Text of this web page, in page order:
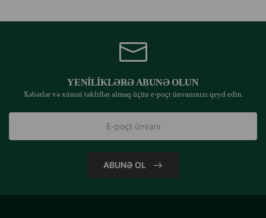
YENILIKLƏRƏ ABUNƏ OLUN
Xəbərlər və xüsusi təkliflər almaq üçün e-poçt ünvanınızı qeyd edin.
ABUNƏ OL